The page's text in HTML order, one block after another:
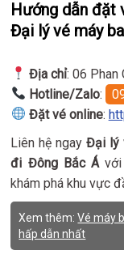
Hướng dẫn đặt
Đại lý vé máy
Địa chỉ: 06 Phan
Hotline/Zalo:
Đặt vé online:
Liên hệ ngayĐại lý
đi Đông Bắc Ávới
khám phá khu vực
Xem thêm:Vé máy
hấp dẫn nhất